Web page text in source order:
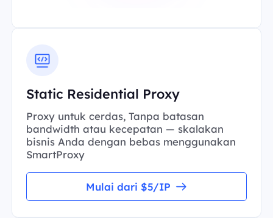
Static Residential Proxy
Proxy untuk cerdas, Tanpa batasan
bandwidth atau kecepatan — skalakan
bisnis Anda dengan bebas menggunakan
SmartProxy
Mulai dari $5/IP